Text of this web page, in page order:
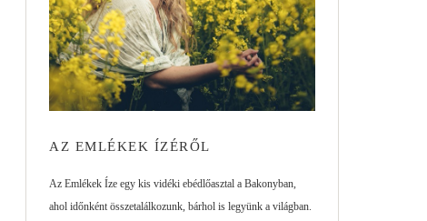
AZ EMLÉKEK ÍZÉRŐL
Az Emlékek Íze egy kis vidéki ebédlőasztal a Bakonyban,
ahol időnként összetalálkozunk, bárhol is legyünk a világban.